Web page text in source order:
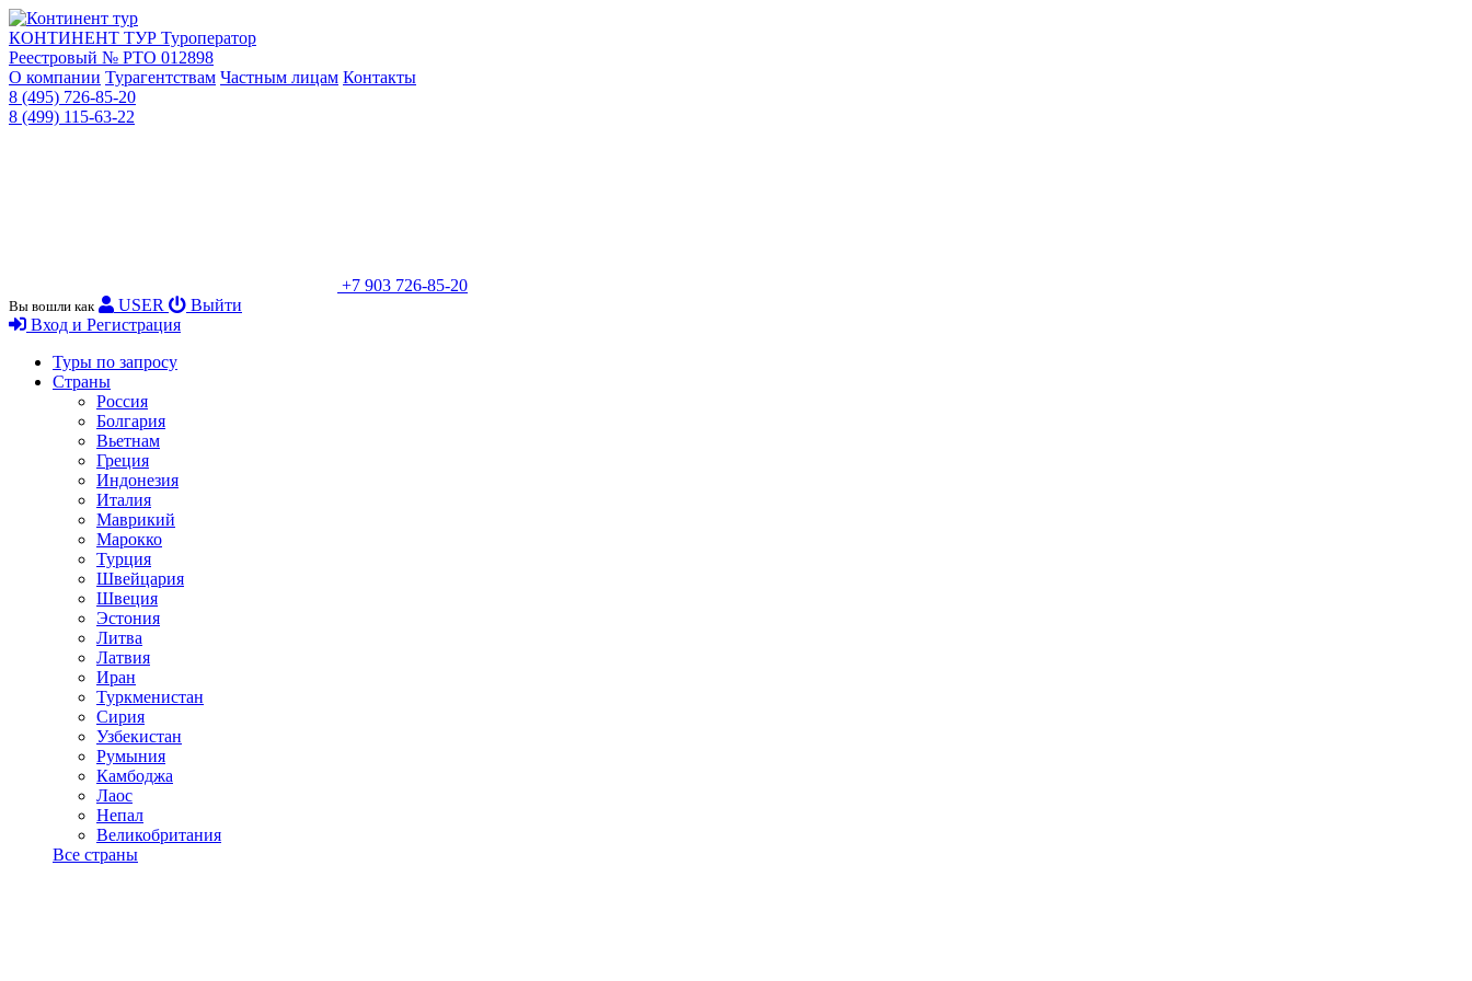
КОНТИНЕНТ ТУР Туроператор
Реестровый № РТО 012898
О компании Турагентствам Частным лицам Контакты
8 (495) 726-85-20
8 (499) 115-63-22
+7 903 726-85-20
Вы вошли как USER
Выйти
Вход и Регистрация
Туры по запросу
Страны
Россия
Болгария
Вьетнам
Греция
Индонезия
Италия
Маврикий
Марокко
Турция
Швейцария
Швеция
Эстония
Литва
Латвия
Иран
Туркменистан
Сирия
Узбекистан
Румыния
Камбоджа
Лаос
Непал
Великобритания
Все страны